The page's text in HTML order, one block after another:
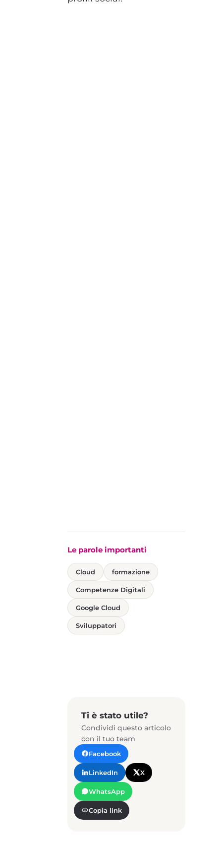
Le parole importanti
Cloud formazione
Competenze Digitali
Google Cloud
Sviluppatori
Ti è stato utile?
Condividi questo articolo
con il tuo team
Facebook
LinkedIn X
WhatsApp
Copia link